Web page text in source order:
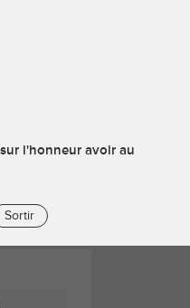
l'honneur avoir au
Sortir
SLIM K4